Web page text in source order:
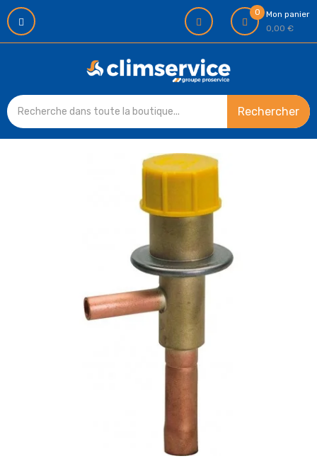
0
Mon panier
0,00 €
Rechercher